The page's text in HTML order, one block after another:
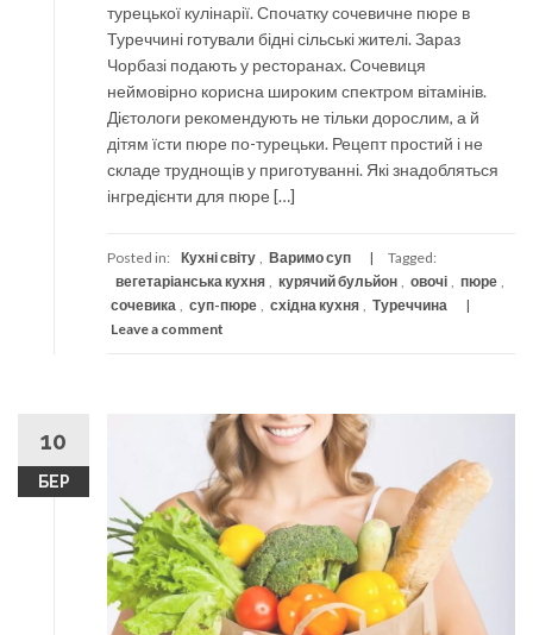
турецької кулінарії. Спочатку сочевичне пюре в
Туреччині готували бідні сільські жителі. Зараз
Чорбазі подають у ресторанах. Сочевиця
неймовірно корисна широким спектром вітамінів.
Дієтологи рекомендують не тільки дорослим, а й
дітям їсти пюре по-турецьки. Рецепт простий і не
складе труднощів у приготуванні. Які знадобляться
інгредієнти для пюре […]
Posted in: Кухні світу Варимо суп
Tagged:
вегетаріанська кухня
курячий бульйон овочі пюре
сочевика
суп-пюре східна кухня
Туреччина
Leave a comment
10
БЕР